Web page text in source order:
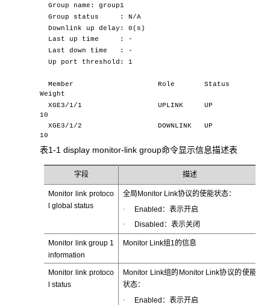
Group name: group1
Group status : N/A
Downlink up delay: 0(s)
Last up time : -
Last down time : -
Up port threshold: 1
Member Role Status
Weight
XGE3/1/1 UPLINK UP
10
XGE3/1/2 DOWNLINK UP
10
表1-1 display monitor-link group命令显示信息描述表
字段 描述
Monitor link protoco
l global status
全局Monitor Link协议的使能状态：
· Enabled：表示开启
· Disabled：表示关闭
Monitor link group 1
information
Monitor Link组1的信息
Monitor link protoco
l status
Monitor Link组的Monitor Link协议的使能
状态：
· Enabled：表示开启